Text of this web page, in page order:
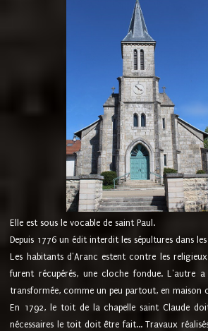
Elle est sous le vocable de saint Paul.
Depuis 1776 un édit interdit les sépultures dans
Les habitants d'Aranc estent contre les
furent récupérés, une cloche fondue. L'autre
transformée, comme un peu partout, en maison
En 1792, le toit de la chapelle saint Claude
nécessaires le toit doit être fait... Travaux